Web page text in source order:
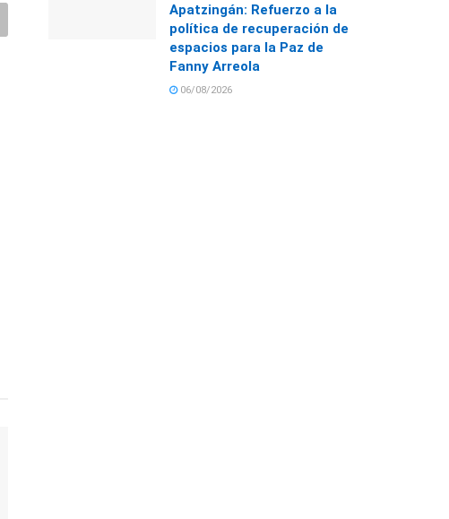
Apatzingán: Refuerzo a la
política de recuperación de
espacios para la Paz de
Fanny Arreola
06/08/2026